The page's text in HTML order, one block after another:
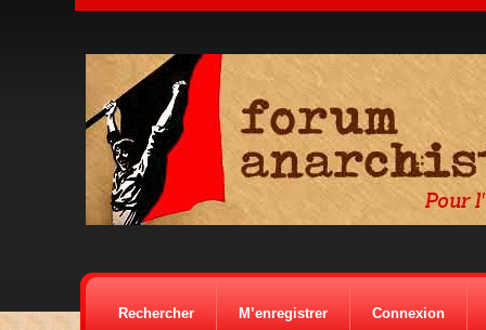
Rechercher M’enregistrer Connexion